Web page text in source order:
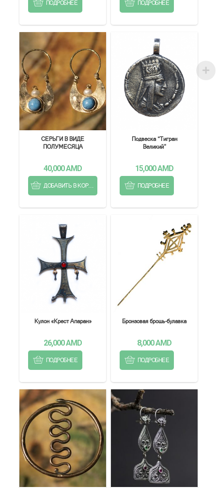
ПОДРОБНЕЕ ПОДРОБНЕЕ
СЕРЬГИ В ВИДЕ
ПОЛУМЕСЯЦА
40,000AMD
ДОБАВИТЬ В КОРЗИНУ
Подвеска “Тигран
Великий”
15,000AMD
ПОДРОБНЕЕ
Кулон «Крест Апаран»
26,000AMD
ПОДРОБНЕЕ
Бронзовая брошь-булавка
8,000AMD
ПОДРОБНЕЕ